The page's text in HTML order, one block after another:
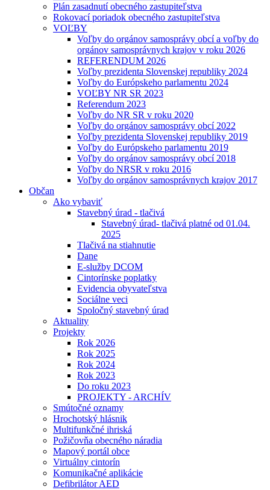
Plán zasadnutí obecného zastupiteľstva
Rokovací poriadok obecného zastupiteľstva
VOĽBY
Voľby do orgánov samosprávy obcí a voľby do
orgánov samosprávnych krajov v roku 2026
REFERENDUM 2026
Voľby prezidenta Slovenskej republiky 2024
Voľby do Európskeho parlamentu 2024
VOĽBY NR SR 2023
Referendum 2023
Voľby do NR SR v roku 2020
Voľby do orgánov samosprávy obcí 2022
Voľby prezidenta Slovenskej republiky 2019
Voľby do Európskeho parlamentu 2019
Voľby do orgánov samosprávy obcí 2018
Voľby do NRSR v roku 2016
Voľby do orgánov samosprávnych krajov 2017
Občan
Ako vybaviť
Stavebný úrad - tlačivá
Stavebný úrad- tlačivá platné od 01.04.
2025
Tlačivá na stiahnutie
Dane
E-služby DCOM
Cintorínske poplatky
Evidencia obyvateľstva
Sociálne veci
Spoločný stavebný úrad
Aktuality
Projekty
Rok 2026
Rok 2025
Rok 2024
Rok 2023
Do roku 2023
PROJEKTY - ARCHÍV
Smútočné oznamy
Hrochotský hlásnik
Multifunkčné ihriská
Požičovňa obecného náradia
Mapový portál obce
Virtuálny cintorín
Komunikačné aplikácie
Defibrilátor AED